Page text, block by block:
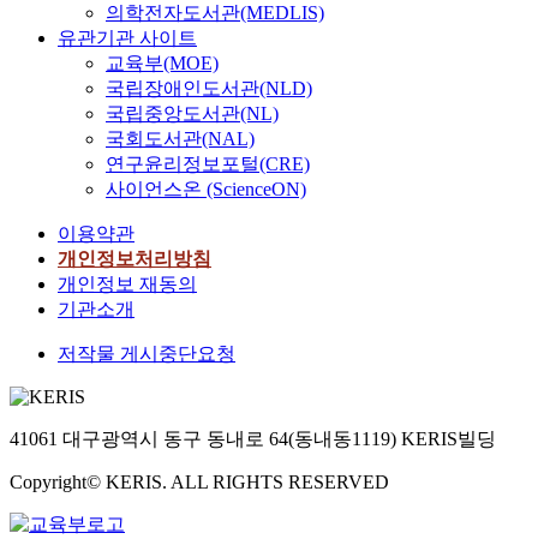
의학전자도서관(MEDLIS)
유관기관 사이트
교육부(MOE)
국립장애인도서관(NLD)
국립중앙도서관(NL)
국회도서관(NAL)
연구윤리정보포털(CRE)
사이언스온 (ScienceON)
이용약관
개인정보처리방침
개인정보 재동의
기관소개
저작물 게시중단요청
41061 대구광역시 동구 동내로 64(동내동1119) KERIS빌딩
Copyright© KERIS. ALL RIGHTS RESERVED